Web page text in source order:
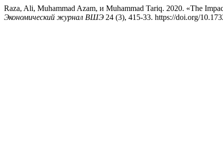
Raza, Ali, Muhammad Azam, и Muhammad Tariq. 2020. «The
Экономический журнал ВШЭ 24 (3), 415-33. https://doi.org/